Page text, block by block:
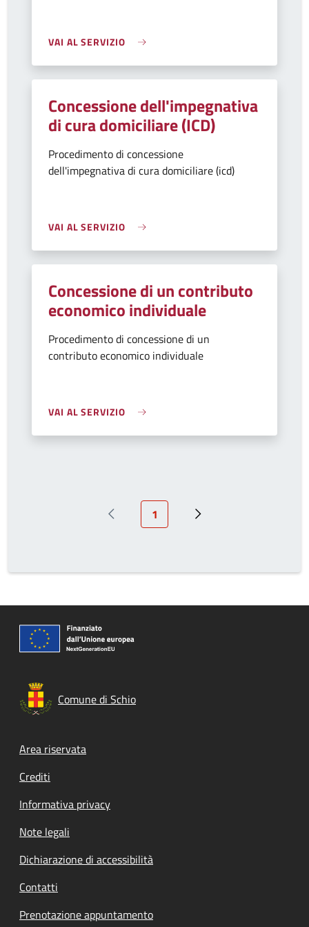
VAI AL SERVIZIO
Concessione dell'impegnativa
di cura domiciliare (ICD)
Procedimento di concessione
dell'impegnativa di cura domiciliare (icd)
VAI AL SERVIZIO
Concessione di un contributo
economico individuale
Procedimento di concessione di un
contributo economico individuale
VAI AL SERVIZIO
Pagina precedente
Pagina attuale
1 Prossima pagina
Comune di Schio
Footer menu
Area riservata
Crediti
Informativa privacy
Note legali
Dichiarazione di accessibilità
Contatti
Prenotazione appuntamento